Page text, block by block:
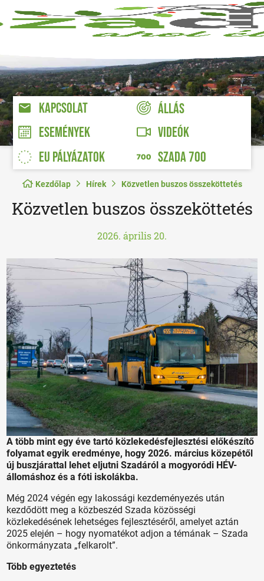
KAPCSOLAT
ÁLLÁS
ESEMÉNYEK
VIDEÓK
EU PÁLYÁZATOK
SZADA 700
Kezdőlap Hírek Közvetlen buszos összeköttetés
Közvetlen buszos összeköttetés
2026. április 20.
A több mint egy éve tartó közlekedésfejlesztési előkészítő
folyamat egyik eredménye, hogy 2026. március közepétől
új buszjárattal lehet eljutni Szadáról a mogyoródi HÉV-
állomáshoz és a fóti iskolákba.
Még 2024 végén egy lakossági kezdeményezés után
kezdődött meg a közbeszéd Szada közösségi
közlekedésének lehetséges fejlesztéséről, amelyet aztán
2025 elején – hogy nyomatékot adjon a témának – Szada
önkormányzata „felkarolt”.
Több egyeztetés